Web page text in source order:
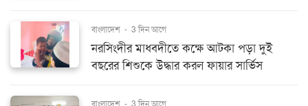
বাংলাদেশ - 3 দিন আগে
নরসিংদীর মাধবদীতে কক্ষে আটকা পড়া দুই
বছরের শিশুকে উদ্ধার করল ফায়ার সার্ভিস
বাংলাদেশ - 3 দিন আগে